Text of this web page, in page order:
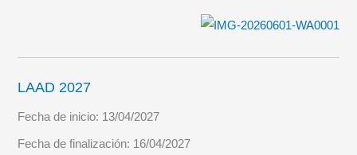
LAAD 2027
Fecha de inicio: 13/04/2027
Fecha de finalización: 16/04/2027